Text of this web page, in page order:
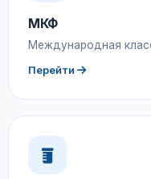
МКФ
Международная
Перейти